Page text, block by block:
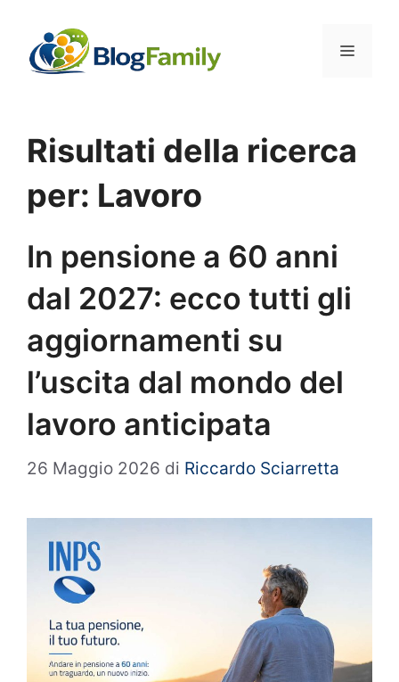
contenuto
Menu
Risultati della ricerca
per: Lavoro
In pensione a 60 anni
dal 2027: ecco tutti gli
aggiornamenti su
l’uscita dal mondo del
lavoro anticipata
26 Maggio 2026 di Riccardo Sciarretta